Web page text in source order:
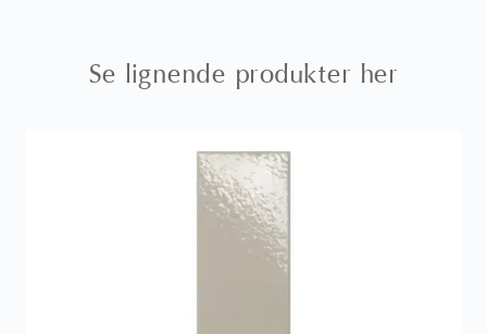
Se lignende produkter her